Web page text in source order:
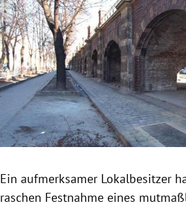
Untermenü
Untermenü
Untermenü
Untermenü
Untermenü
Untermenü
Ein aufmerksamer Lokalbesitzer
raschen Festnahme eines